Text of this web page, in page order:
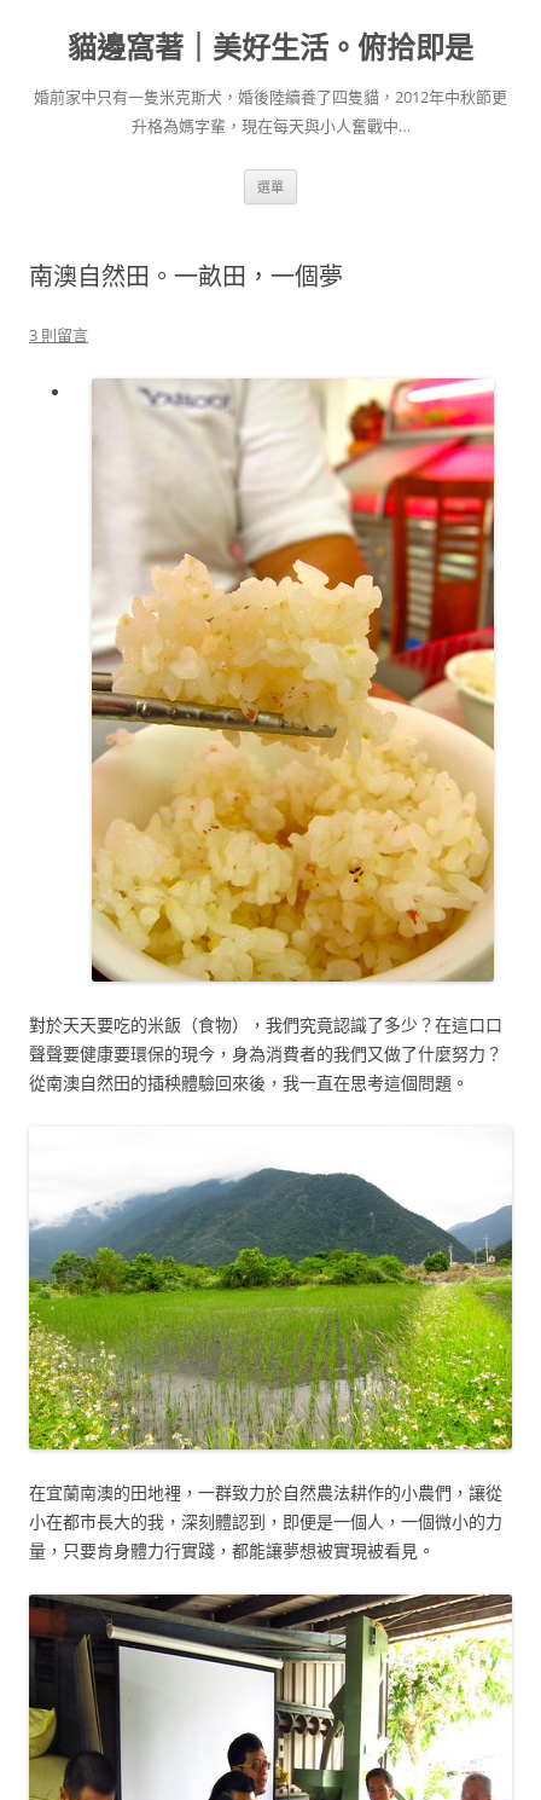
容
貓邊窩著｜美好生活。俯拾即是
婚前家中只有一隻米克斯犬，婚後陸續養了四隻貓，2012年中秋節更
升格為媽字輩，現在每天與小人奮戰中…
選單
南澳自然田。一畝田，一個夢
3 則留言
對於天天要吃的米飯（食物），我們究竟認識了多少？在這口口
聲聲要健康要環保的現今，身為消費者的我們又做了什麼努力？
從南澳自然田的插秧體驗回來後，我一直在思考這個問題。
在宜蘭南澳的田地裡，一群致力於自然農法耕作的小農們，讓從
小在都市長大的我，深刻體認到，即便是一個人，一個微小的力
量，只要肯身體力行實踐，都能讓夢想被實現被看見。